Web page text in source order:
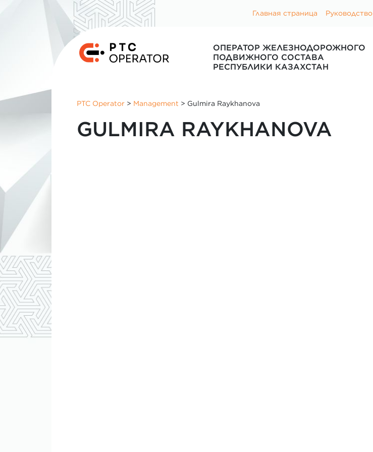
Главная страница Руководство
ОПЕРАТОР ЖЕЛЕЗНОДОРОЖНОГО
ПОДВИЖНОГО СОСТАВА
РЕСПУБЛИКИ КАЗАХСТАН
PTC Operator > Management > Gulmira Raykhanova
GULMIRA RAYKHANOVA